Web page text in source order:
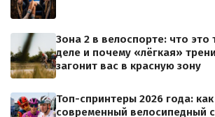
Зона 2 в велоспорте: что это
деле и почему «лёгкая»
загонит вас в красную зону
Топ-спринтеры 2026 года:
современный велосипедный